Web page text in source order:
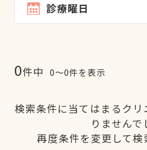
診療曜日
0件中 0〜0件を表示
検索条件に当てはまるク
りませんで
再度条件を変更して検